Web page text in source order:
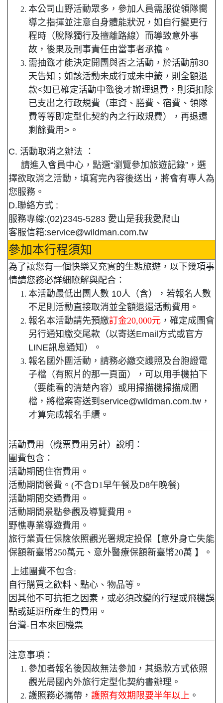
本公司山野活動眾多，參加人員需服從領隊嚮
導之指揮並注意自身體能狀況，如自行變更行
程時（脫隊獨行及擅離路線）而導致意外事
故，後果及刑事責任由當事者承擔。
需抽籤才能決定開團與否之活動，於活動前30
天告知；如該活動未成行或未中籤，則全額退
款<如已確定活動中籤後才辦理退費，則須扣除
已支出之行政規費（車資、膳費、宿費、領隊
費等等即定型化契約內之行政規費），再退還
剩餘費用>。
C. 活動取消之辦法 ：
請進入會員中心，點選“瀏覽參加旅遊記錄”，選
擇欲取消之活動，填寫完內容後送出，將會有專人為
您服務。
D.聯絡方式 :
服務專線:(02)2345-5283 愛山是我我愛爬山
客服信箱:service@wildman.com.tw
參加本行程須知
為了讓您有一個快樂又充實的生態旅遊，以下幾項事
情請您務必詳細瞭解與配合：
本活動最低出團人數 10人（含），若報名人數
不足則活動直接取消並全額退還活動費用。
報名本活動請先預繳訂金20,000元 ，確定成團會
另行通知繳交尾款（以寄送Email方式或官方
LINE訊息通知）。
報名國外團活動，請務必繳交護照及台胞證電
子檔（有照片的那一頁面），可以用手機拍下
（要能看的清楚內容）或用掃描機掃描成圖
檔，將檔案寄送到service@wildman.com.tw，
才算完成報名手續。
活動費用（機票費用另計）說明：
團費包含：
活動期間住宿費用。
活動期間餐費。(不含D1早午餐及D8午晚餐)
活動期間交通費用。
活動期間景點參觀及導覽費用。
野樵專業導遊費用。
旅行業責任保險依照觀光署規定投保【意外身亡失能
保額新臺幣250萬元、意外醫療保額新臺幣20萬 】。
上述團費不包含:
自行購買之飲料、點心、物品等。
因其他不可抗拒之因素，或必須改變的行程或飛機誤
點或延班所產生的費用。
台灣-日本來回機票
注意事項：
參加者報名後因故無法參加，其退款方式依照
觀光局國內外旅行定型化契約書辦理。
護照務必攜帶， 護照有效期限要半年以上 。